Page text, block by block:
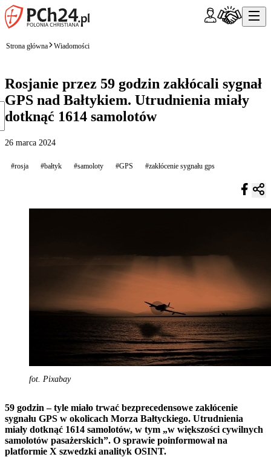
Strona główna Wiadomości
Rosjanie przez 59 godzin zakłócali sygnał
GPS nad Bałtykiem. Utrudnienia miały
dotknąć 1614 samolotów
26 marca 2024
#rosja #bałtyk #samoloty #GPS #zakłócenie sygnału gps
fot. Pixabay
59 godzin – tyle miało trwać bezprecedensowe zakłócenie
sygnału GPS w okolicach Morza Bałtyckiego. Utrudnienia
miały dotknąć 1614 samolotów, w tym „w większości cywilnych
samolotów pasażerskich”. O sprawie poinformował na
platformie X szwedzki analityk OSINT.